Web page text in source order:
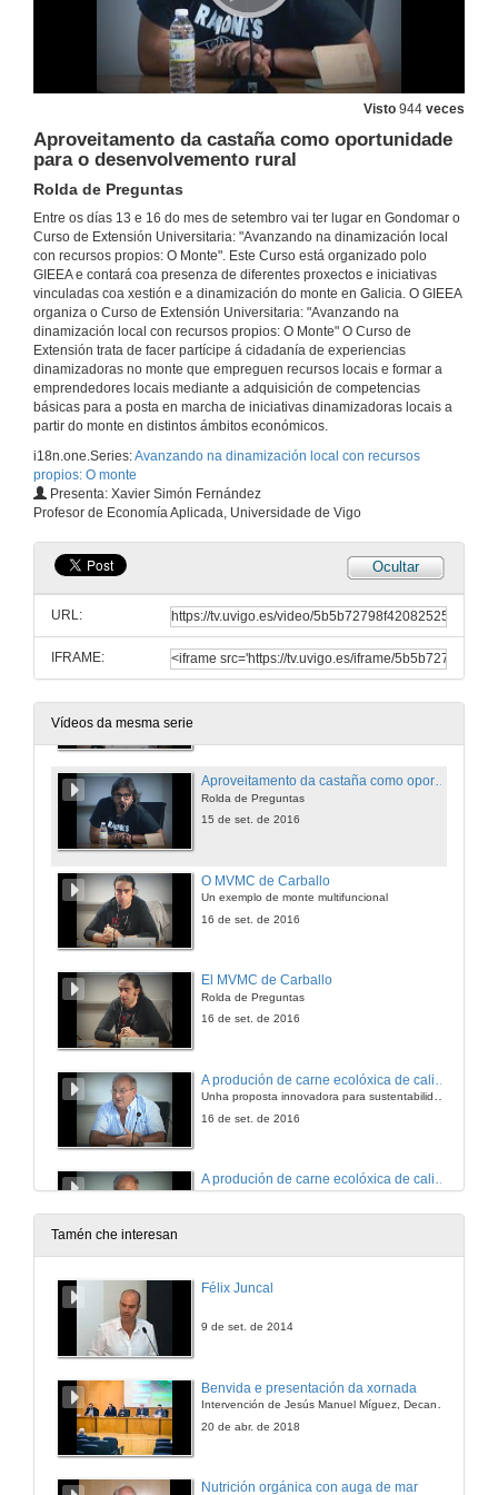
Visto 944 veces
Aproveitamento da castaña como oportunidade
para o desenvolvemento rural
Rolda de Preguntas
Entre os días 13 e 16 do mes de setembro vai ter lugar en Gondomar o
Curso de Extensión Universitaria: "Avanzando na dinamización local
con recursos propios: O Monte". Este Curso está organizado polo
GIEEA e contará coa presenza de diferentes proxectos e iniciativas
vinculadas coa xestión e a dinamización do monte en Galicia. O GIEEA
organiza o Curso de Extensión Universitaria: "Avanzando na
dinamización local con recursos propios: O Monte" O Curso de
Extensión trata de facer partícipe á cidadanía de experiencias
dinamizadoras no monte que empreguen recursos locais e formar a
emprendedores locais mediante a adquisición de competencias
básicas para a posta en marcha de iniciativas dinamizadoras locais a
partir do monte en distintos ámbitos económicos.
i18n.one.Series:Avanzando na dinamización local con recursos
propios: O monte
Presenta: Xavier Simón Fernández
Profesor de Economía Aplicada, Universidade de Vigo
Ocultar
URL:
IFRAME:
Vídeos da mesma serie
15 de set. de 2016
15 de set. de 2016
Aproveitamento de pequenos froitos e cogumelos
Intervención de Santiago Liñares
Rolda de Preguntas
15 de set. de 2016
Intervención de Eva González
15 de set. de 2016
Aproveitando os recursos do monte: O sabugueiro
Rolda de Preguntas
15 de set. de 2016
Aproveitamento da castaña como oportunidade para o desenvolvemento rural
Aproveitamento da castaña como oportunidade para o desenvolvemento rural
Rolda de Preguntas
15 de set. de 2016
O MVMC de Carballo
Un exemplo de monte multifuncional
16 de set. de 2016
El MVMC de Carballo
Rolda de Preguntas
16 de set. de 2016
Unha proposta innovadora para sustentabilidade rural
16 de set. de 2016
A produción de carne ecolóxica de calidade nos montes comunais de alta montaña
16 de set. de 2016
Intervención de Xavier Simón
Rolda de Preguntas
Tamén che interesan
Félix Juncal
9 de set. de 2014
Benvida e presentación da xornada
Intervención de Jesús Manuel Míguez, Decano da Facultade de Bioloxía
20 de abr. de 2018
Nutrición orgánica con auga de mar